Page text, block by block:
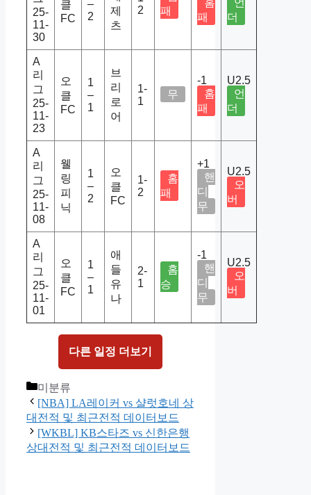
25-
11-
30
클
FC
–
2
제
츠
2
패
패
더
A
리
그
25-
11-
23
오
클
FC
1
–
1
브
리
로
어
1-
1
무
-1
홈
패
U2.5
언
더
A
리
그
25-
11-
08
웰
링
피
닉
1
–
2
오
클
FC
1-
2
홈
패
+1
핸
디
무
U2.5
오
버
A
리
그
25-
11-
01
오
클
FC
1
–
1
애
들
유
나
2-
1
홈
승
-1
핸
디
무
U2.5
오
버
다른 일정 더보기
Categories
미분류
[NBA] LA레이커 vs 샬럿호네 상
대전적 및 최근전적 데이터보드
[WKBL] KB스타즈 vs 신한은행
상대전적 및 최근전적 데이터보드